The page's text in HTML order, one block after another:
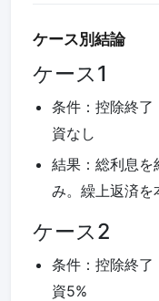
ケース別結論
ケース1
条件：控除終了
資なし
結果：総利息
み。繰上返済を
ケース2
条件：控除終了
資5%